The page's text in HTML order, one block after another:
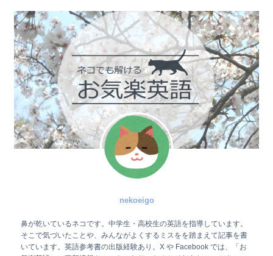
nekoeigo
鼻が乾いているネコです。中学生・高校生の英語を指導しています。
そこで気づいたことや、みんながよくするミスをを踏まえて記事を書
いています。英語参考書の出版経験あり。X や Facebook では、「お